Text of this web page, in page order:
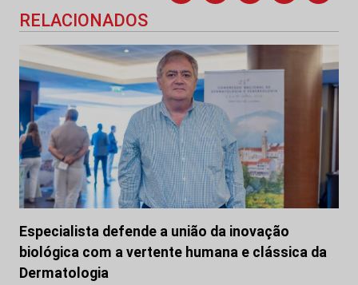
RELACIONADOS
Especialista defende a união da inovação
biológica com a vertente humana e clássica da
Dermatologia